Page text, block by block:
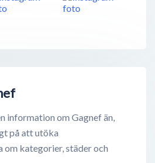
information om Gagnef än,
på att utöka
kategorier, städer och